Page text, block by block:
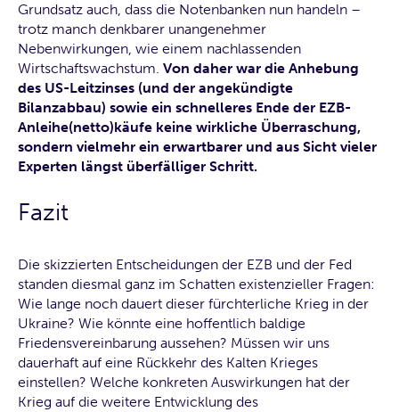
Grundsatz auch, dass die Notenbanken nun handeln –
trotz manch denkbarer unangenehmer
Nebenwirkungen, wie einem nachlassenden
Wirtschaftswachstum. Von daher war die Anhebung
des US-Leitzinses (und der angekündigte
Bilanzabbau) sowie ein schnelleres Ende der EZB-
Anleihe(netto)käufe keine wirkliche Überraschung,
sondern vielmehr ein erwartbarer und aus Sicht vieler
Experten längst überfälliger Schritt.
Fazit
Die skizzierten Entscheidungen der EZB und der Fed
standen diesmal ganz im Schatten existenzieller Fragen:
Wie lange noch dauert dieser fürchterliche Krieg in der
Ukraine? Wie könnte eine hoffentlich baldige
Friedensvereinbarung aussehen? Müssen wir uns
dauerhaft auf eine Rückkehr des Kalten Krieges
einstellen? Welche konkreten Auswirkungen hat der
Krieg auf die weitere Entwicklung des